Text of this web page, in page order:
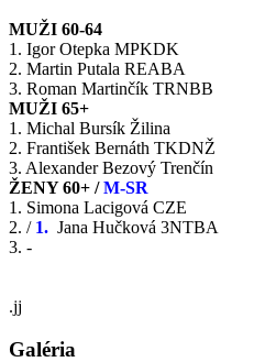
MUŽI 60-64
1. Igor Otepka MPKDK
2. Martin Putala REABA
3. Roman Martinčík TRNBB
MUŽI 65+
1. Michal Bursík Žilina
2. František Bernáth TKDNŽ
3. Alexander Bezový Trenčín
ŽENY 60+ /M-SR
1. Simona Lacigová CZE
2. /1. Jana Hučková 3NTBA
3. -
.jj
Galéria